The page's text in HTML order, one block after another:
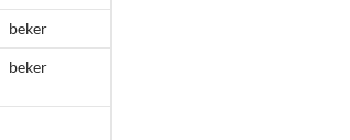
beker
beker